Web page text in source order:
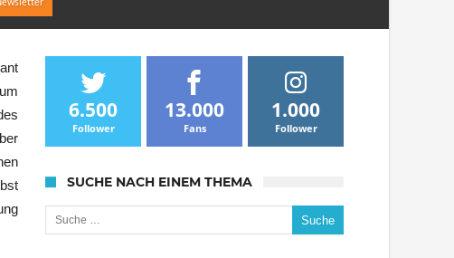
6.500
Follower
13.000
Fans
1.000
Follower
SUCHE NACH EINEM THEMA
Suche nach: